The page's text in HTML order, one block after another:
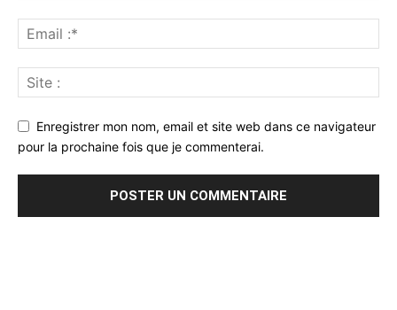
Enregistrer mon nom, email et site web dans ce navigateur
pour la prochaine fois que je commenterai.